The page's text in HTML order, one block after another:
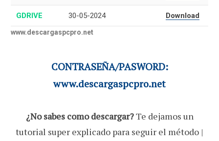
GDRIVE 30-05-2024 Download
www.descargaspcpro.net
CONTRASEÑA/PASWORD:
www.descargaspcpro.net
¿No sabes como descargar?Te dejamos un
tutorial super explicado para seguir el método |